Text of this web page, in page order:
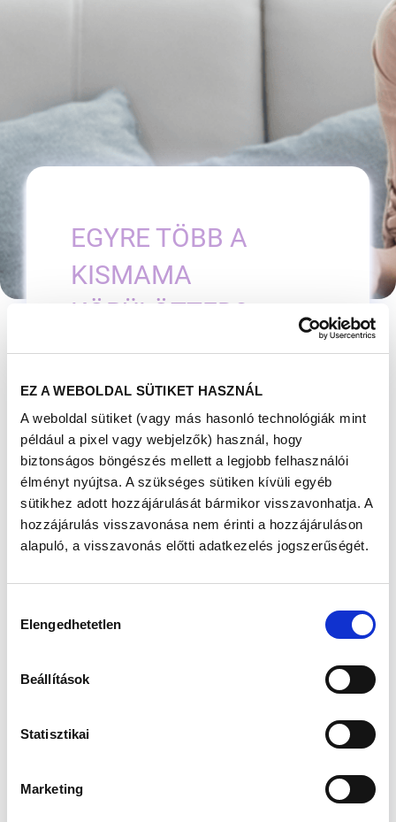
EZ A WEBOLDAL SÜTIKET HASZNÁL
A weboldal sütiket (vagy más hasonló technológiák mint
például a pixel vagy webjelzők) használ, hogy
biztonságos böngészés mellett a legjobb felhasználói
élményt nyújtsa. A szükséges sütiken kívüli egyéb
sütikhez adott hozzájárulását bármikor visszavonhatja. A
hozzájárulás visszavonása nem érinti a hozzájáruláson
alapuló, a visszavonás előtti adatkezelés jogszerűségét.
kiválasztása
Elengedhetetlen
Beállítások
Statisztikai
Marketing
EGYRE TÖBB A
KISMAMA
KÖRÜLÖTTED?
MILYEN ÉRZÉSEKET
HOZ FEL EZ
BENNED?
Megjelent: 2023. augusztus 10
A hosszú évek alatt, míg a babámra vártam,
nagyon sokan körülöttem váltak kismamákká.
Elkezdtem
megfigyelni magam, mi is megy végbe bennem
Ami elsőként csapott meg, az a düh viharos
törni-zúzni támadt kedvem. Ezzel karöltve jött
az irigység és az igazságtalanság érzése, hogy
önmarcangolás: milyen ember vagyok én, aki
érzésekkel reagál.